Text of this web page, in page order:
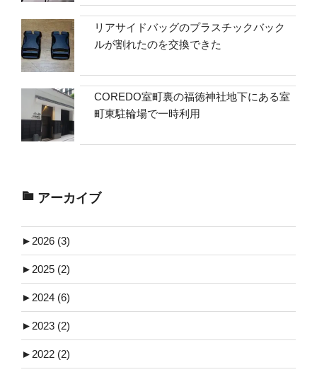
リアサイドバッグのプラスチックバック
ルが割れたのを交換できた
COREDO室町裏の福徳神社地下にある室
町東駐輪場で一時利用
アーカイブ
► 2026 (3)
► 2025 (2)
► 2024 (6)
► 2023 (2)
► 2022 (2)